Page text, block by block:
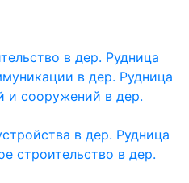
в дер. Рудница
в дер. Рудница
и сооружений в дер.
в дер. Рудница
строительство в дер.